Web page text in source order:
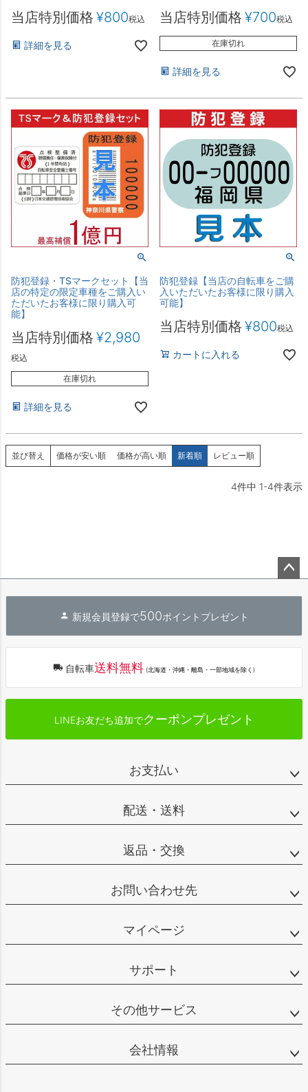
当店特別価格 ¥800税込
詳細を見る
当店特別価格 ¥700税込
在庫切れ
詳細を見る
防犯登録・TSマークセット【当
店の特定の限定車種をご購入い
ただいたお客様に限り購入可
能】
当店特別価格 ¥2,980
税込
在庫切れ
詳細を見る
防犯登録【当店の自転車をご購
入いただいたお客様に限り購入
可能】
当店特別価格 ¥800税込
カートに入れる
並び替え 価格が安い順 価格が高い順 新着順 レビュー順
4件中 1-4件表示
新規会員登録で500ポイントプレゼント
自転車送料無料 (北海道・沖縄・離島・一部地域を除く)
LINEお友だち追加でクーポンプレゼント
お支払い
配送・送料
返品・交換
お問い合わせ先
マイページ
サポート
その他サービス
会社情報